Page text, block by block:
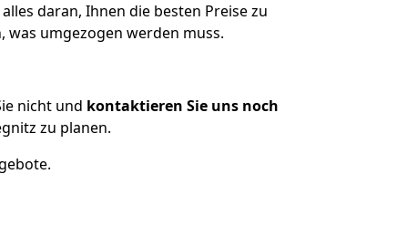
daran, Ihnen die besten Preise zu
was umgezogen werden muss.
nicht und kontaktieren Sie uns noch
zu planen.